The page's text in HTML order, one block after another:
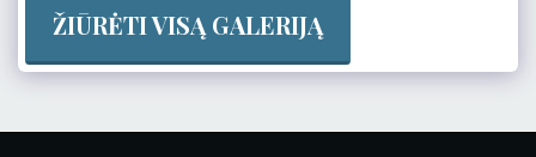
ŽIŪRĖTI VISĄ GALERIJĄ